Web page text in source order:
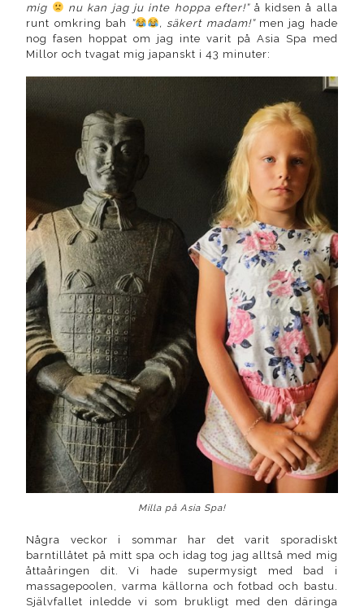
mig
nu kan jag ju inte hoppa efter!”å kidsen å alla
runt omkring bah
” , säkert madam!”men jag hade
nog fasen hoppat om jag inte varit på Asia Spa med
Millor och tvagat mig japanskt i 43 minuter:
Milla på Asia Spa!
Några veckor i sommar har det varit sporadiskt
barntillåtet på mitt spa och idag tog jag alltså med mig
åttaåringen dit. Vi hade supermysigt med bad i
massagepoolen, varma källorna och fotbad och bastu.
Självfallet inledde vi som brukligt med den däringa